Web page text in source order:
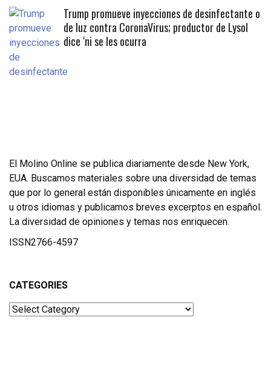
Trump promueve inyecciones de desinfectante o
de luz contra CoronaVirus; productor de Lysol
dice ‘ni se les ocurra
El Molino Online se publica diariamente desde New York,
EUA. Buscamos materiales sobre una diversidad de temas
que por lo general están disponibles únicamente en inglés
u otros idiomas y publicamos breves excerptos en español.
La diversidad de opiniones y temas nos enriquecen.
ISSN2766-4597
CATEGORIES
Categories